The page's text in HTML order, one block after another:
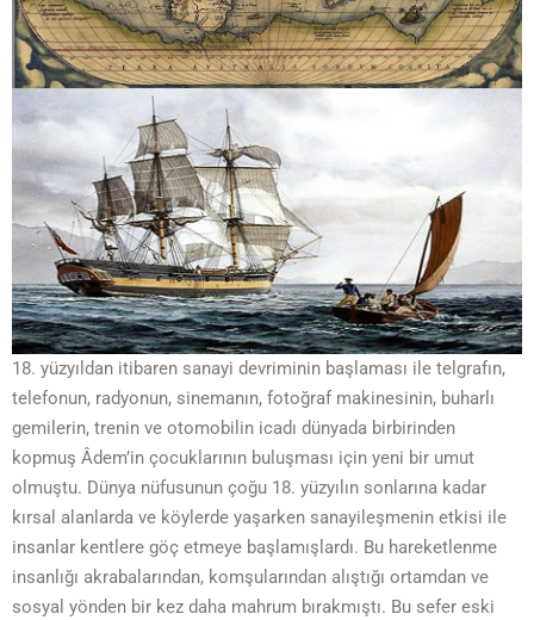
18. yüzyıldan itibaren sanayi devriminin başlaması ile telgrafın,
telefonun, radyonun, sinemanın, fotoğraf makinesinin, buharlı
gemilerin, trenin ve otomobilin icadı dünyada birbirinden
kopmuş Âdem’in çocuklarının buluşması için yeni bir umut
olmuştu. Dünya nüfusunun çoğu 18. yüzyılın sonlarına kadar
kırsal alanlarda ve köylerde yaşarken sanayileşmenin etkisi ile
insanlar kentlere göç etmeye başlamışlardı. Bu hareketlenme
insanlığı akrabalarından, komşularından alıştığı ortamdan ve
sosyal yönden bir kez daha mahrum bırakmıştı. Bu sefer eski